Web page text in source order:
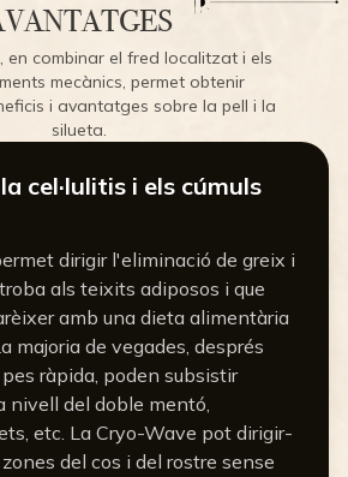
en combinar el fred localitzat i els
mecànics, permet obtenir
i avantatges sobre la pell i la
silueta.
cel·lulitis i els cúmuls
dirigir l'eliminació de greix i
als teixits adiposos i que
amb una dieta alimentària
majoria de vegades, després
ràpida, poden subsistir
nivell del doble mentó,
etc. La Cryo-Wave pot dirigir-
del cos i del rostre sense